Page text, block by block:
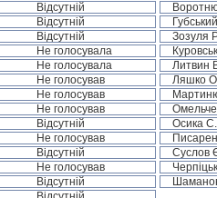
Відсутній
Відсутній
Відсутній Зозуля
Не голосувала
Не голосувала Литвин
Не голосував Ляшко
Не голосував
Не голосував
Відсутній Осика
Не голосував
Відсутній Суслов
Не голосував
Відсутній